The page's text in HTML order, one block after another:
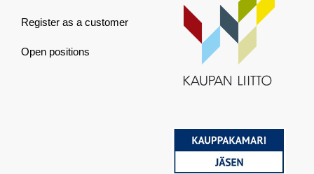
Register as a customer
Open positions